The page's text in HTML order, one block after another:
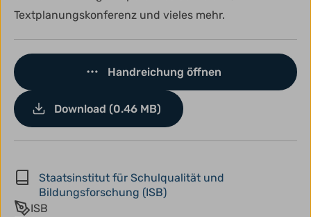
Textplanungskonferenz und vieles mehr.
Handreichung öffnen
Download (0.46 MB)
Staatsinstitut für Schulqualität und
Bildungsforschung (ISB)
ISB